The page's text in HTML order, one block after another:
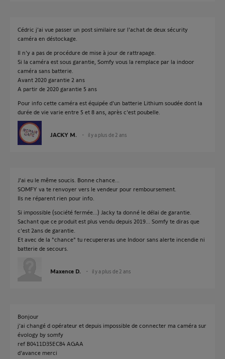
Cédric j'ai vue passer un post similaire sur l'achat de deux sécurity
caméra en déstockage.
Il n'y a pas de procédure de mise à jour de rattrapage.
Si la caméra est sous garantie, Somfy vous la remplace par la indoor
caméra sans batterie.
Avant 2020 garantie 2 ans
A partir de 2020 garantie 5 ans
Pour info cette caméra est équipée d'un batterie Lithium soudée dont la
durée de vie varie entre 5 et 8 ans, après c'est poubelle.
JACKY M. il y a plus de 2 ans
J'ai eu le même soucis. Bonne chance...
SOMFY va te renvoyer vers le vendeur pour remboursement.
Ils ne réparent rien pour info.
Si impossible (société fermée...) Jacky ta donné le délai de garantie.
Sachant que ce produit est plus vendu depuis 2019... Somfy te diras que
c'est 2ans de garantie.
Et avec de la "chance" tu recupereras une Indoor sans alerte incendie ni
batterie de secours.
Maxence D. il y a plus de 2 ans
Bonjour
j'ai changé d opérateur et depuis impossible de connecter ma caméra sur
évology by somfy
ref B0411D35EC84 AGAA
d'avance merci